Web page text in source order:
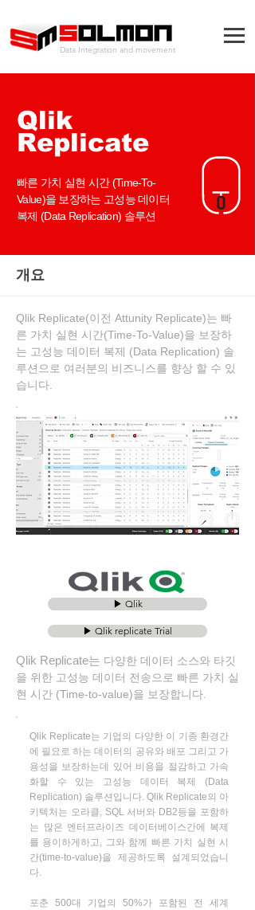
Data Integration and movement
Qlik
Replicate
빠른 가치 실현 시간 (Time-To-
Value)을 보장하는 고성능 데이터
복제 (Data Replication) 솔루션
​개요
Qlik Replicate(이전 Attunity Replicate)는 빠
른 가치 실현 시간(Time-To-Value)을 보장하
는 고성능 데이터 복제 (Data Replication) 솔
루션으로 여러분의 비즈니스를 향상 할 수 있
습니다.
▶ Qlik
▶ Qlik replicate Trial
Qlik Replicate는 다양한 데이터 소스와 타깃
을 위한 고성능 데이터 전송으로 빠른 가치 실
현 시간 (Time-to-value)을 보장합니다.
Qlik Replicate는 기업의 다양한 이 기종 환경간
에 필요로 하는 데이터의 공유와 배포 그리고 가
용성을 보장하는데 있어 비용을 절감하고 가속
화할 수 있는 고성능 데이터 복제 (Data
Replication) 솔루션입니다. Qlik Replicate의 아
키텍처는 오라클, SQL 서버와 DB2등을 포함하
는 많은 엔터프라이즈 데이터베이스간에 복제
를 용이하게하고, 그와 함께 빠른 가치 실현 시
간(time-to-value)을 제공하도록 설계되었습니
다.
포춘 500대 기업의 50%가 포함된 전 세계